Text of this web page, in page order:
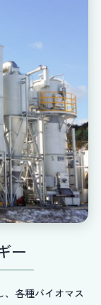
ー
、各種バイオマス